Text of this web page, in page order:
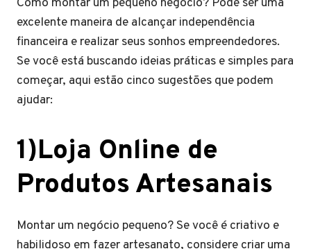
excelente maneira de alcançar independência
financeira e realizar seus sonhos empreendedores.
Se você está buscando ideias práticas e simples para
começar, aqui estão cinco sugestões que podem
ajudar:
1)Loja Online de
Produtos Artesanais
Montar um negócio pequeno? Se você é criativo e
habilidoso em fazer artesanato, considere criar uma